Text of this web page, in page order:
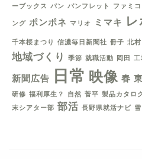
ーブックス パン パンフレット ファミ
ング ポンポネ マリオ ミマキ レ
千本桜まつり 信濃毎日新聞社 冊子 北村
地域づくり 季節 就職活動 岡田 工
新聞広告 日常 映像 春
研修 福利厚生？ 自然 菅平 製品カタロ
末シアター部 部活 長野県就活ナビ 雪